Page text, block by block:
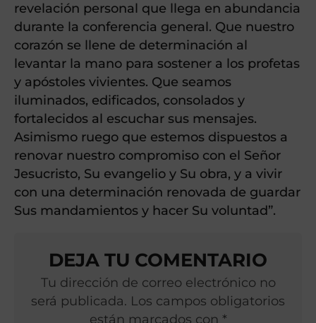
revelación personal que llega en abundancia
durante la conferencia general. Que nuestro
corazón se llene de determinación al
levantar la mano para sostener a los profetas
y apóstoles vivientes. Que seamos
iluminados, edificados, consolados y
fortalecidos al escuchar sus mensajes.
Asimismo ruego que estemos dispuestos a
renovar nuestro compromiso con el Señor
Jesucristo, Su evangelio y Su obra, y a vivir
con una determinación renovada de guardar
Sus mandamientos y hacer Su voluntad”.
DEJA TU COMENTARIO
Tu dirección de correo electrónico no
será publicada. Los campos obligatorios
están marcados con *